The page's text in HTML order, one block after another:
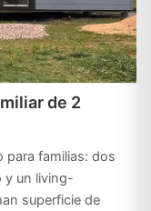
de 2
para familias: dos
y un living-
superficie de